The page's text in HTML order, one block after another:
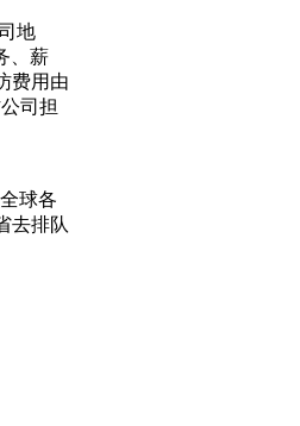
地
、薪
费用由
司担
球各
去排队